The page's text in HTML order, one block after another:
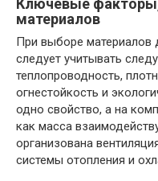
Ключевые
материалов
При выборе материалов
следует учитывать
теплопроводность,
огнестойкость и
одно свойство, а на
как масса
организована
системы отопления и